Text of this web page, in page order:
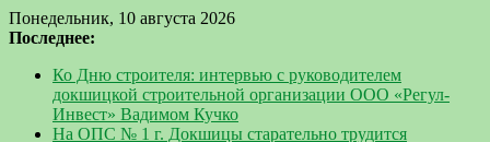
Понедельник, 10 августа 2026
Последнее:
Ко Дню строителя: интервью с руководителем
докшицкой строительной организации ООО «Регул-
Инвест» Вадимом Кучко
На ОПС № 1 г. Докшицы старательно трудится